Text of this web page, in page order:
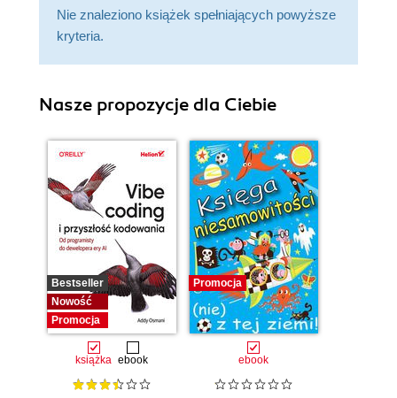
Nie znaleziono książek spełniających powyższe
kryteria.
Nasze propozycje dla Ciebie
Bestseller
Nowość
Promocja
książka ebook
Promocja
ebook